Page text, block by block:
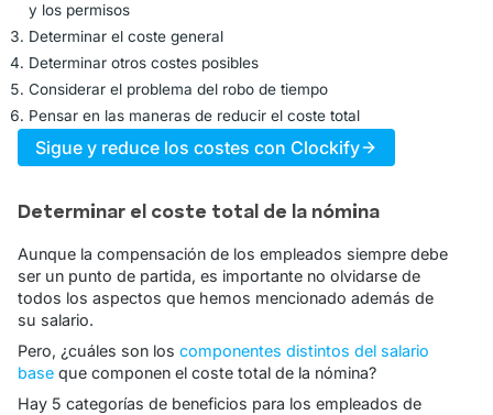
y los permisos
Determinar el coste general
Determinar otros costes posibles
Considerar el problema del robo de tiempo
Pensar en las maneras de reducir el coste total
Sigue y reduce los costes con Clockify
Determinar el coste total de la nómina
Aunque la compensación de los empleados siempre debe
ser un punto de partida, es importante no olvidarse de
todos los aspectos que hemos mencionado además de
su salario.
Pero, ¿cuáles son los componentes distintos del salario
base que componen el coste total de la nómina?
Hay 5 categorías de beneficios para los empleados de